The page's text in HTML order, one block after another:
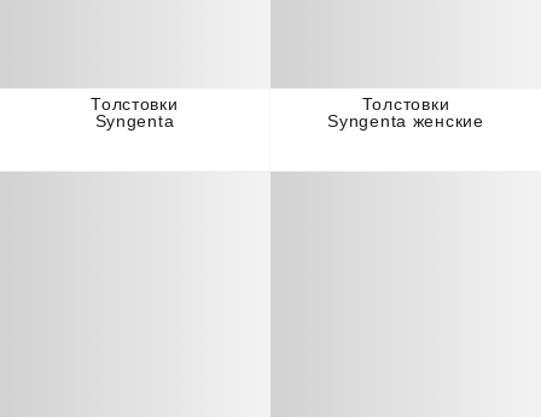
Толстовки
Syngenta
Толстовки
Syngenta женские